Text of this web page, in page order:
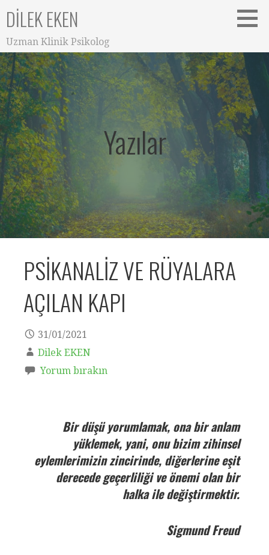
DILEK EKEN
Uzman Klinik Psikolog
Yazılar
PSİKANALİZ VE RÜYALARA
AÇILAN KAPI
31/01/2021
Dilek EKEN
Yorum bırakın
Bir düşü yorumlamak, ona bir anlam
yüklemek, yani, onu bizim zihinsel
eylemlerimizin zincirinde, diğerlerine eşit
derecede geçerliliği ve önemi olan bir
halka ile değiştirmektir.
Sigmund Freud